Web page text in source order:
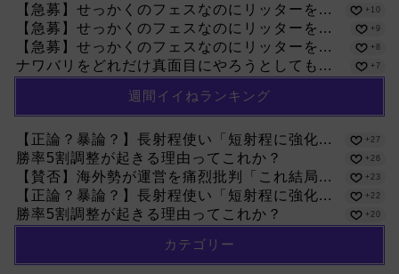
【急募】せっかくのフェスなのにリッターを... +10
【急募】せっかくのフェスなのにリッターを... +9
【急募】せっかくのフェスなのにリッターを... +8
ナワバリをどれだけ真面目にやろうとしても... +7
週間イイねランキング
【正論？暴論？】長射程使い「短射程に強化... +27
勝率5割調整が起きる理由ってこれか？ +26
【賛否】海外勢が運営を痛烈批判「これ結局... +23
【正論？暴論？】長射程使い「短射程に強化... +22
勝率5割調整が起きる理由ってこれか？ +20
カテゴリー